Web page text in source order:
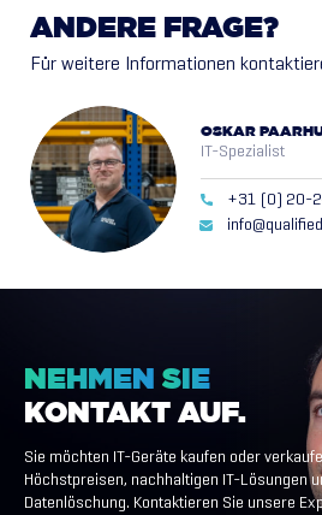
ANDERE FRAGE?
Für weitere Informationen
OSKAR
IT-Spezialist
+31 (0) 20-
NEHMEN SIE
KONTAKT AUF.
Sie möchten IT-Geräte kaufen oder
Höchstpreisen, nachhaltigen IT-Lösungen
Datenlöschung. Kontaktieren Sie unsere